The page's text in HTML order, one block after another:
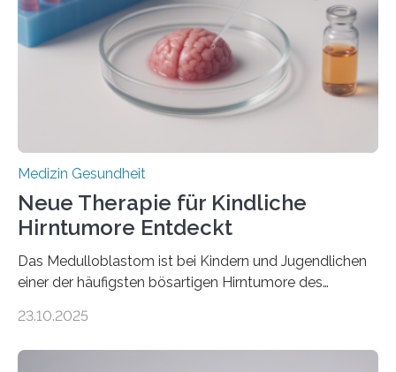
Rhythmusstörungen reduzieren lassen. Würzburg. Die
hypertrophe Kardiomyopathie (HCM) ist die häufigste
erblich bedingte Herzerkrankung. Sie führt dazu, dass
sich die linke Herzkammer verdickt, der Herzmuskel zu
stark kontrahiert…
Medizin Gesundheit
Neue Therapie für Kindliche
Hirntumore Entdeckt
Das Medulloblastom ist bei Kindern und Jugendlichen
einer der häufigsten bösartigen Hirntumore des
Betroffenen können mit heutigen Methoden geheilt
23.10.2025